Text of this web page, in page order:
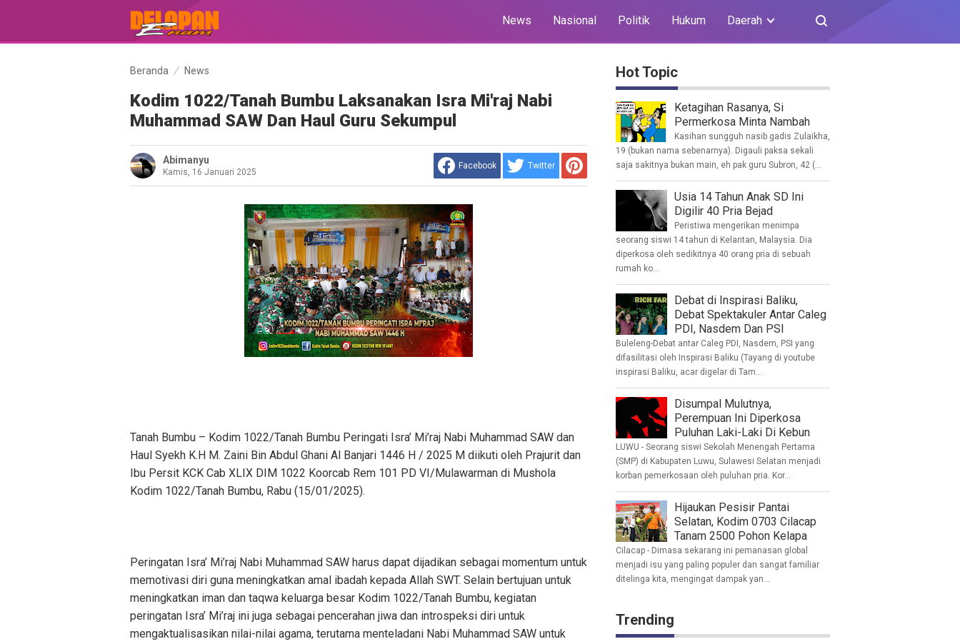
News Nasional Politik Hukum Daerah
Beranda News
Kodim 1022/Tanah Bumbu Laksanakan Isra Mi'raj Nabi
Muhammad SAW Dan Haul Guru Sekumpul
Abimanyu
Kamis, 16 Januari 2025
Facebook Twitter
Tanah Bumbu – Kodim 1022/Tanah Bumbu Peringati Isra’ Mi’raj Nabi Muhammad SAW dan
Haul Syekh K.H M. Zaini Bin Abdul Ghani Al Banjari 1446 H / 2025 M diikuti oleh Prajurit dan
Ibu Persit KCK Cab XLIX DIM 1022 Koorcab Rem 101 PD VI/Mulawarman di Mushola
Kodim 1022/Tanah Bumbu, Rabu (15/01/2025).
Peringatan Isra’ Mi’raj Nabi Muhammad SAW harus dapat dijadikan sebagai momentum untuk
memotivasi diri guna meningkatkan amal ibadah kepada Allah SWT. Selain bertujuan untuk
meningkatkan iman dan taqwa keluarga besar Kodim 1022/Tanah Bumbu, kegiatan
peringatan Isra’ Mi’raj ini juga sebagai pencerahan jiwa dan introspeksi diri untuk
mengaktualisasikan nilai-nilai agama, terutama menteladani Nabi Muhammad SAW untuk
Hot Topic
Ketagihan Rasanya, Si
Permerkosa Minta Nambah
Kasihan sungguh nasib gadis Zulaikha,
19 (bukan nama sebenarnya). Digauli paksa sekali
saja sakitnya bukan main, eh pak guru Subron, 42 (...
Usia 14 Tahun Anak SD Ini
Digilir 40 Pria Bejad
Peristiwa mengerikan menimpa
seorang siswi 14 tahun di Kelantan, Malaysia. Dia
diperkosa oleh sedikitnya 40 orang pria di sebuah
rumah ko...
Debat di Inspirasi Baliku,
Debat Spektakuler Antar Caleg
PDI, Nasdem Dan PSI
Buleleng-Debat antar Caleg PDI, Nasdem, PSI yang
difasilitasi oleh Inspirasi Baliku (Tayang di youtube
inspirasi Baliku, acar digelar di Tam...
Disumpal Mulutnya,
Perempuan Ini Diperkosa
Puluhan Laki-Laki Di Kebun
LUWU - Seorang siswi Sekolah Menengah Pertama
(SMP) di Kabupaten Luwu, Sulawesi Selatan menjadi
korban pemerkosaan oleh puluhan pria. Kor...
Hijaukan Pesisir Pantai
Selatan, Kodim 0703 Cilacap
Tanam 2500 Pohon Kelapa
Cilacap - Dimasa sekarang ini pemanasan global
menjadi isu yang paling populer dan sangat familiar
ditelinga kita, mengingat dampak yan...
Trending